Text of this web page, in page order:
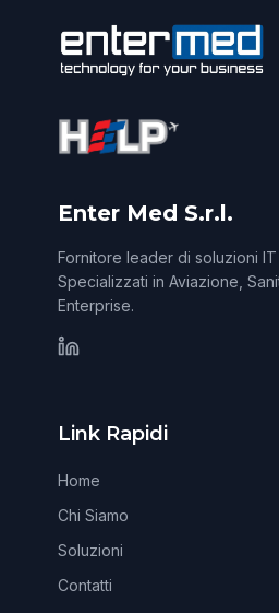
Enter Med S.r.l.
Fornitore leader di soluzioni IT
Specializzati in Aviazione,
Enterprise.
Link Rapidi
Home
Chi Siamo
Soluzioni
Contatti